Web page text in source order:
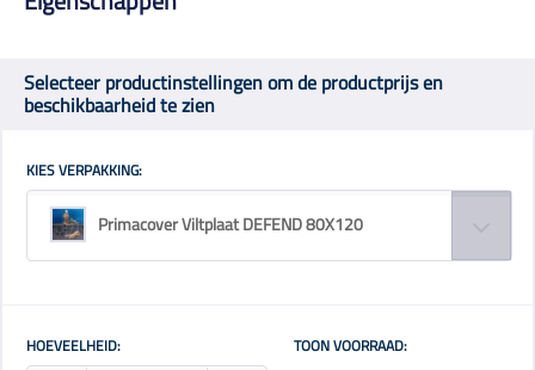
Selecteer productinstellingen om de productprijs en
beschikbaarheid te zien
KIES VERPAKKING:
Primacover Viltplaat DEFEND 80X120
HOEVEELHEID: TOON VOORRAAD: